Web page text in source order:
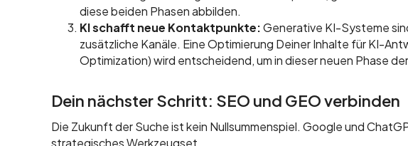
diese beiden Phasen abbilden.
KI schafft neue Kontaktpunkte:Generative KI-Systeme
zusätzliche Kanäle. Eine Optimierung Deiner Inhalte für KI-
Optimization) wird entscheidend, um in dieser neuen Phase
Dein nächster Schritt: SEO und GEO verbinden
Die Zukunft der Suche ist kein Nullsummenspiel. Google und
strategisches Werkzeugset.